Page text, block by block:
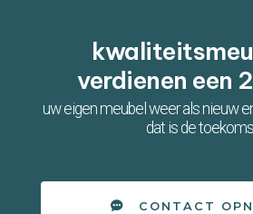
verdienen een
uw eigen meubel weer als nieuw
dat is de
CONTACT